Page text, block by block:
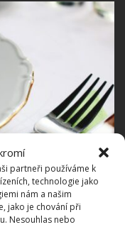
partneři používáme k
technologie jako
nám a našim
jako je chování při
Nesouhlas nebo